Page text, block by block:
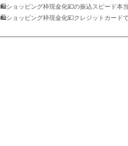
🛍ショッピング枠現金化💴の振込スピード本
🛍ショッピング枠現金化💴クレジットカード